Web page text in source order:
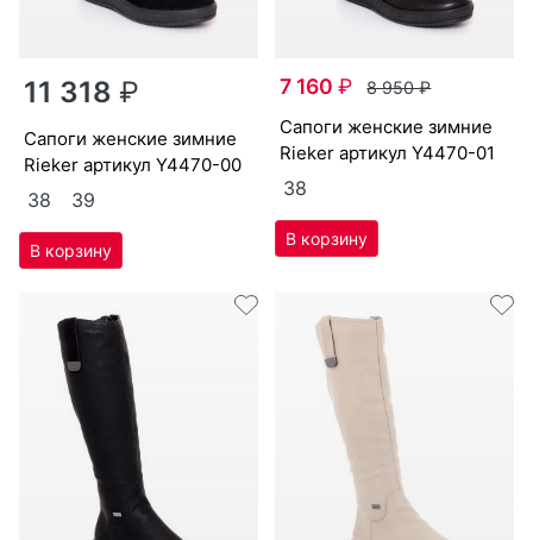
11 318₽
са­поги женс­кие зим­ние
Ri­eker артикулY4470-00
38 39
7 160₽ 8 950₽
са­поги женс­кие зим­ние
Ri­eker артикулY4470-01
38